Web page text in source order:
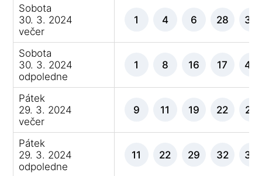
Sobota
30. 3. 2024
večer
1 4 6 28 39
Sobota
30. 3. 2024
odpoledne
1 8 16 17 48
Pátek
29. 3. 2024
večer
9 11 19 22 27
Pátek
29. 3. 2024
odpoledne
11 22 29 32 34